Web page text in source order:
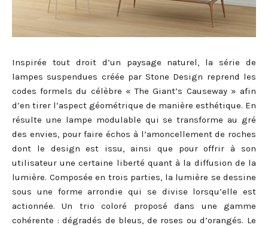
Inspirée tout droit d’un paysage naturel, la série de
lampes suspendues créée par Stone Design reprend les
codes formels du célèbre « The Giant’s Causeway » afin
d’en tirer l’aspect géométrique de manière esthétique. En
résulte une lampe modulable qui se transforme au gré
des envies, pour faire échos à l’amoncellement de roches
dont le design est issu, ainsi que pour offrir à son
utilisateur une certaine liberté quant à la diffusion de la
lumière. Composée en trois parties, la lumière se dessine
sous une forme arrondie qui se divise lorsqu’elle est
actionnée. Un trio coloré proposé dans une gamme
cohérente : dégradés de bleus, de roses ou d’orangés. Le